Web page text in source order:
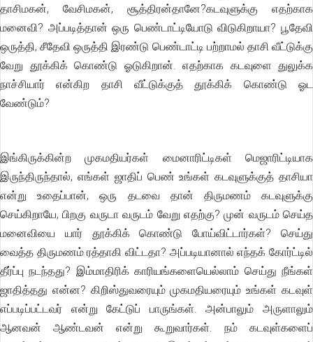
தாசிமகன், வேசிமகன், சூத்திரன்தானே?கடவுளுக்கு எதற்காக
மனைவி? அப்படித்தான் ஒரு பெண்டாட்டியோடு விடுகிறாயா? பூதேவி
ஒருத்தி, சீதேவி ஒருத்தி இரண்டு பெண்டாட்டி பற்றாமல் தாசி வீட்டுக்கு
வேறு தூக்கிக் கொண்டு ஓடுகிறான். எதற்காக கடவுளை துலுக்க
நாச்சியார் என்கிற தாசி வீட்டுக்குத் தூக்கிக் கொண்டு ஓட
வேண்டும்?
இங்கிருக்கின்ற முகமதியர்கள் மைனாரிட்டிகள் மெஜாரிட்டியாக
இருந்திருந்தால், எங்கள் ஜாதிப் பெண் உங்கள் கடவுளுக்குத் தாசியா
என்று உதைப்பான், ஒரு தடவை தான் திருமணம் கடவுளுக்கு
செய்கிறாயே, பிறகு வருடா வருடம் வேறு எதற்கு? முன் வருடம் செய்த
மனைவியை யார் தூக்கிக் கொண்டு போய்விட்டார்கள்? செய்து
வைத்த திருமணம் ரத்தாகி விட்டதா? அப்படியானால் எந்தக் கோர்ட்டில்
தீர்ப்பு நடந்தது? இம்மாதிரிக் காரியங்களையெல்லாம் செய்து நீங்கள்
ஜாதித்தது என்ன? கிறிஸ்துவரையும் முகமதியரையும் உங்கள் கடவுள்
எப்படிப்பட்டவர் என்று கேட்டுப் பாருங்கள். அன்பாலும் அருளாலும்
ஆனவன் ஆண்டவன் என்று கூறுவார்கள். நம் கடவுள்களைப்